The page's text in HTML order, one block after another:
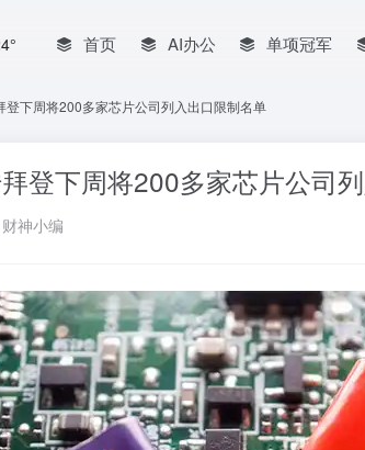
首页 AI办公 单项冠军
登下周将200多家芯片公司列入出口限制名单
登下周将200多家芯片公司
财神小编